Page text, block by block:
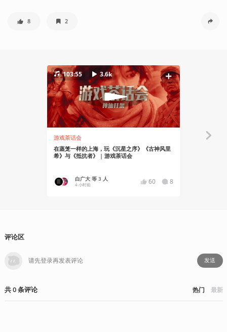
8 2
103:55 3.6k
游戏茶话会
在蒸笼一样的上海，玩《沉星之序》《古神风里
希》与《抵抗者》 | 游戏茶话会
白广大 等 3 人
4 小时前 60 8
评论区
发送
共0条评论 热门 最新